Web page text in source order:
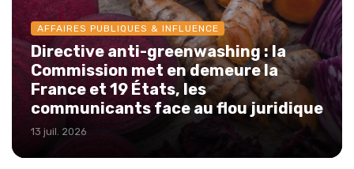
AFFAIRES PUBLIQUES & INFLUENCE
Directive anti-greenwashing : la
Commission met en demeure la
France et 19 États, les
communicants face au flou juridique
13 juil. 2026